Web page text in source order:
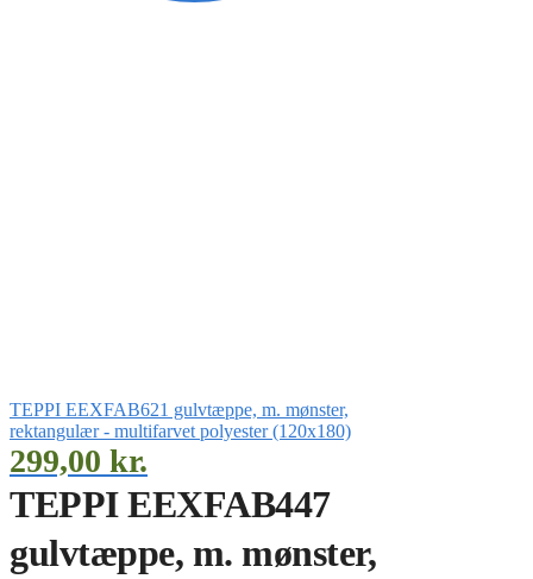
TEPPI EEXFAB621 gulvtæppe, m. mønster,
rektangulær - multifarvet polyester (120x180)
299,00 kr.
TEPPI EEXFAB447
gulvtæppe, m. mønster,